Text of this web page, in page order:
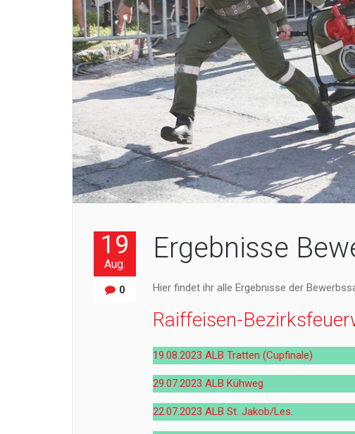
19
Aug.
0
Ergebnisse
Hier findet ihr alle Ergebnisse der
Raiffeisen-
19.08.2023 ALB Tratten (Cupfinale)
29.07.2023 ALB Kühweg
22.07.2023 ALB St. Jakob/Les.